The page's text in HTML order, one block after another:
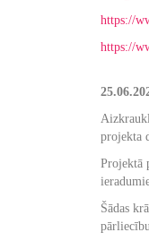
https://
https://
projekta
Projektā
Šādas